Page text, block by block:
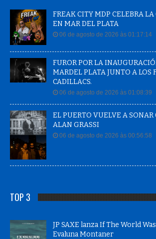
FREAK CITY MDP CELEBRA
EN MAR DEL PLATA
06 de agosto de 2026 às 01:17:14
FUROR POR LA
MARDEL PLATA JUNTO A LOS
CADILLACS.
06 de agosto de 2026 às 01:08:39
EL PUERTO VUELVE A SONAR
ALAN GRASSI
06 de agosto de 2026 às 00:56:58
TOP 3
JP SAXE lanza If The World
Evaluna Montaner